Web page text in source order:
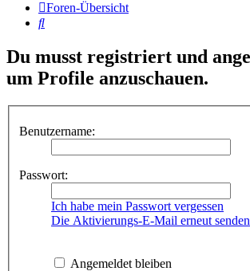
Foren-Übersicht
Suche
Du musst registriert und
um Profile anzuschauen.
Benutzername:
Passwort:
Ich habe mein Passwort vergessen
Die Aktivierungs-E-Mail erneut senden
Angemeldet bleiben